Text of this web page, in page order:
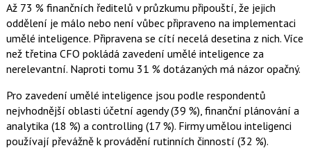
Až 73 % finančních ředitelů v průzkumu připouští, že jejich
oddělení je málo nebo není vůbec připraveno na implementaci
umělé inteligence. Připravena se cítí necelá desetina z nich. Více
než třetina CFO pokládá zavedení umělé inteligence za
nerelevantní. Naproti tomu 31 % dotázaných má názor opačný.
Pro zavedení umělé inteligence jsou podle respondentů
nejvhodnější oblasti účetní agendy (39 %), finanční plánování a
analytika (18 %) a controlling (17 %). Firmy umělou inteligenci
používají převážně k provádění rutinních činností (32 %).